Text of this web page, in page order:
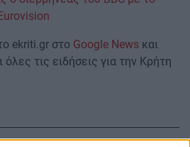
ekriti.gr στο Google News και
τις ειδήσεις για την Κρήτη